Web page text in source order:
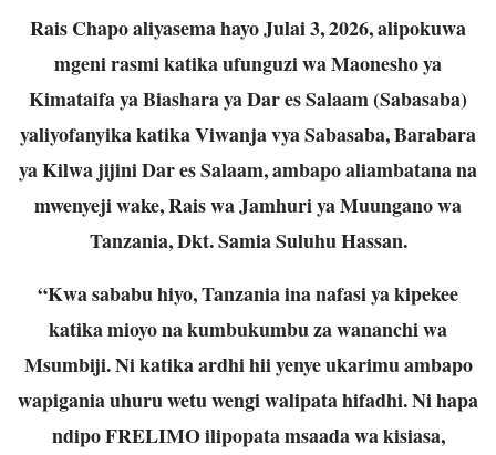
Rais Chapo aliyasema hayo Julai 3, 2026, alipokuwa
mgeni rasmi katika ufunguzi wa Maonesho ya
Kimataifa ya Biashara ya Dar es Salaam (Sabasaba)
yaliyofanyika katika Viwanja vya Sabasaba, Barabara
ya Kilwa jijini Dar es Salaam, ambapo aliambatana na
mwenyeji wake, Rais wa Jamhuri ya Muungano wa
Tanzania, Dkt. Samia Suluhu Hassan.
“Kwa sababu hiyo, Tanzania ina nafasi ya kipekee
katika mioyo na kumbukumbu za wananchi wa
Msumbiji. Ni katika ardhi hii yenye ukarimu ambapo
wapigania uhuru wetu wengi walipata hifadhi. Ni hapa
ndipo FRELIMO ilipopata msaada wa kisiasa,